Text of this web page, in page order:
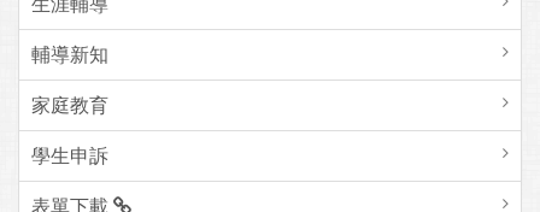
輔導新知
家庭教育
學生申訴
表單下載